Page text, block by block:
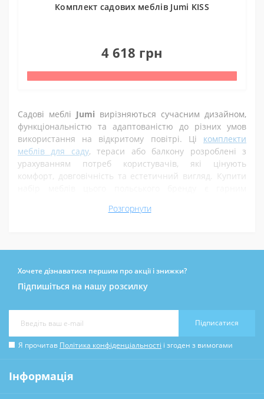
Комплект садових меблів Jumi KISS
4 618 грн
Садові меблі Jumi вирізняються сучасним дизайном,
функціональністю та адаптованістю до різних умов
використання на відкритому повітрі. Ці комплекти
меблів для саду, тераси або балкону розроблені з
урахуванням потреб користувачів, які цінують
комфорт, довговічність та естетичний вигляд. Купити
невеликий простір для відпочинку.
високоякісні матеріали, такі як сталь, загартоване
скло та текстиль. Це забезпечує міцність
конструкцій та стійкість до впливу зовнішніх
факторів, таких як волога та ультрафіолетове
Ергономічний дизайн
Розгорнути
Хочете дізнаватися першим про акції і знижки?
Підпишіться на нашу розсилку
Підписатися
Я прочитав Політика конфіденціальності і згоден з вимогами
Інформація